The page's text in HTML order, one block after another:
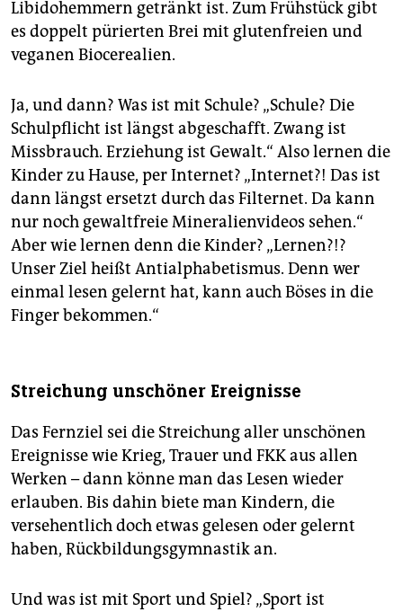
Libidohemmern getränkt ist. Zum Frühstück gibt
es doppelt pürierten Brei mit glutenfreien und
veganen Biocerealien.
Ja, und dann? Was ist mit Schule? „Schule? Die
Schulpflicht ist längst abgeschafft. Zwang ist
Missbrauch. Erziehung ist Gewalt.“ Also lernen die
Kinder zu Hause, per Internet? „Internet?! Das ist
dann längst ersetzt durch das Filternet. Da kann
nur noch gewaltfreie Mineralienvideos sehen.“
Aber wie lernen denn die Kinder? „Lernen?!?
Unser Ziel heißt Antialphabetismus. Denn wer
einmal lesen gelernt hat, kann auch Böses in die
Finger bekommen.“
Streichung unschöner Ereignisse
Das Fernziel sei die Streichung aller unschönen
Ereignisse wie Krieg, Trauer und FKK aus allen
Werken – dann könne man das Lesen wieder
erlauben. Bis dahin biete man Kindern, die
versehentlich doch etwas gelesen oder gelernt
haben, Rückbildungsgymnastik an.
Und was ist mit Sport und Spiel? „Sport ist